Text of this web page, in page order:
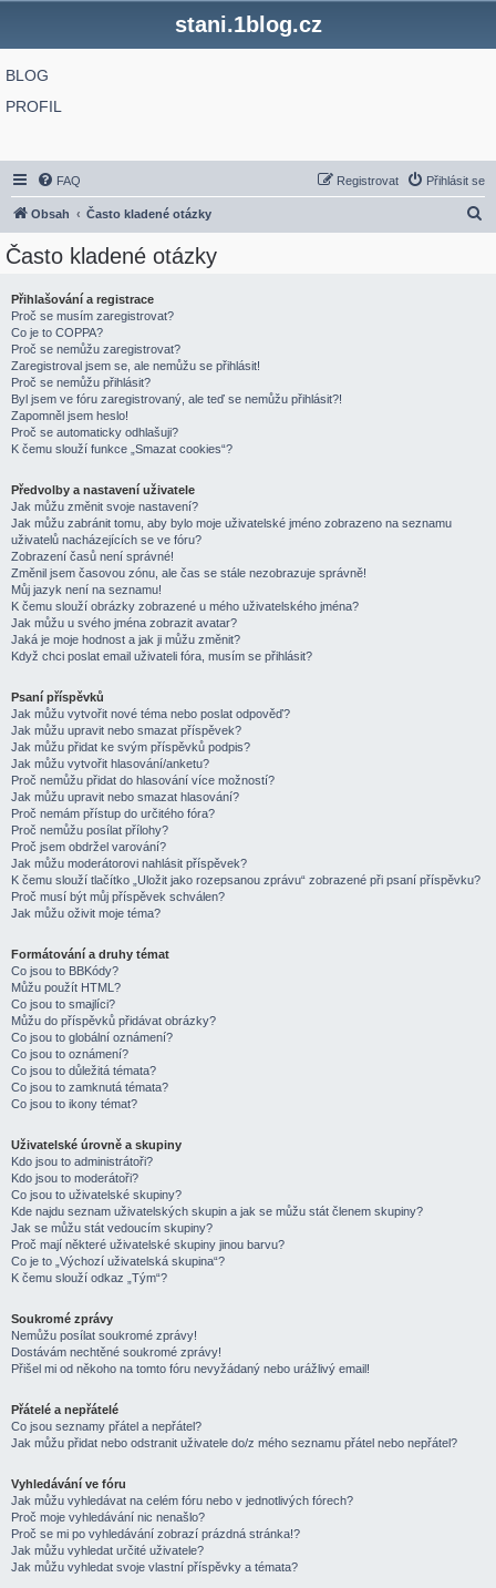
stani.1blog.cz
BLOG
PROFIL
FAQ Přihlásit se
Registrovat
Obsah Často kladené otázky
Často kladené otázky
Přihlašování a registrace
Proč se musím zaregistrovat?
Co je to COPPA?
Proč se nemůžu zaregistrovat?
Zaregistroval jsem se, ale nemůžu se přihlásit!
Proč se nemůžu přihlásit?
Byl jsem ve fóru zaregistrovaný, ale teď se nemůžu přihlásit?!
Zapomněl jsem heslo!
Proč se automaticky odhlašuji?
K čemu slouží funkce „Smazat cookies“?
Předvolby a nastavení uživatele
Jak můžu změnit svoje nastavení?
Jak můžu zabránit tomu, aby bylo moje uživatelské jméno zobrazeno na seznamu
uživatelů nacházejících se ve fóru?
Zobrazení časů není správné!
Změnil jsem časovou zónu, ale čas se stále nezobrazuje správně!
Můj jazyk není na seznamu!
K čemu slouží obrázky zobrazené u mého uživatelského jména?
Jak můžu u svého jména zobrazit avatar?
Jaká je moje hodnost a jak ji můžu změnit?
Když chci poslat email uživateli fóra, musím se přihlásit?
Psaní příspěvků
Jak můžu vytvořit nové téma nebo poslat odpověď?
Jak můžu upravit nebo smazat příspěvek?
Jak můžu přidat ke svým příspěvků podpis?
Jak můžu vytvořit hlasování/anketu?
Proč nemůžu přidat do hlasování více možností?
Jak můžu upravit nebo smazat hlasování?
Proč nemám přístup do určitého fóra?
Proč nemůžu posílat přílohy?
Proč jsem obdržel varování?
Jak můžu moderátorovi nahlásit příspěvek?
K čemu slouží tlačítko „Uložit jako rozepsanou zprávu“ zobrazené při psaní příspěvku?
Proč musí být můj příspěvek schválen?
Jak můžu oživit moje téma?
Formátování a druhy témat
Co jsou to BBKódy?
Můžu použít HTML?
Co jsou to smajlíci?
Můžu do příspěvků přidávat obrázky?
Co jsou to globální oznámení?
Co jsou to oznámení?
Co jsou to důležitá témata?
Co jsou to zamknutá témata?
Co jsou to ikony témat?
Uživatelské úrovně a skupiny
Kdo jsou to administrátoři?
Kdo jsou to moderátoři?
Co jsou to uživatelské skupiny?
Kde najdu seznam uživatelských skupin a jak se můžu stát členem skupiny?
Jak se můžu stát vedoucím skupiny?
Proč mají některé uživatelské skupiny jinou barvu?
Co je to „Výchozí uživatelská skupina“?
K čemu slouží odkaz „Tým“?
Soukromé zprávy
Nemůžu posílat soukromé zprávy!
Dostávám nechtěné soukromé zprávy!
Přišel mi od někoho na tomto fóru nevyžádaný nebo urážlivý email!
Přátelé a nepřátelé
Co jsou seznamy přátel a nepřátel?
Jak můžu přidat nebo odstranit uživatele do/z mého seznamu přátel nebo nepřátel?
Vyhledávání ve fóru
Jak můžu vyhledávat na celém fóru nebo v jednotlivých fórech?
Proč moje vyhledávání nic nenašlo?
Proč se mi po vyhledávání zobrazí prázdná stránka!?
Jak můžu vyhledat určité uživatele?
Jak můžu vyhledat svoje vlastní příspěvky a témata?